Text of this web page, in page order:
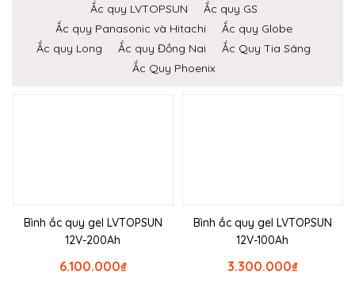
Ắc quy LVTOPSUN
Ắc quy GS
Ắc quy Panasonic và Hitachi
Ắc quy Globe
Ắc quy Long
Ắc quy Đồng Nai
Ắc Quy Tia Sáng
Ắc Quy Phoenix
Bình ắc quy gel LVTOPSUN
12V-200Ah
₫
6.100.000
Bình ắc quy gel LVTOPSUN
12V-100Ah
₫
3.300.000